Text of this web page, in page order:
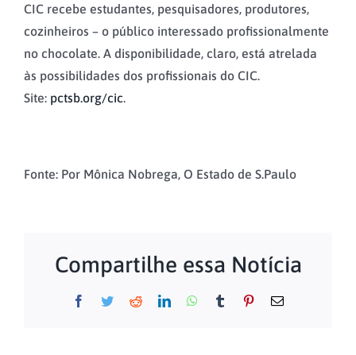
CIC recebe estudantes, pesquisadores, produtores,
cozinheiros – o público interessado profissionalmente
no chocolate. A disponibilidade, claro, está atrelada
às possibilidades dos profissionais do CIC.
Site: pctsb.org/cic.
Fonte: Por Mônica Nobrega, O Estado de S.Paulo
Compartilhe essa Notícia
Facebook
TwitterRedditLinkedInWhatsApp
Tumblr PinterestEmail